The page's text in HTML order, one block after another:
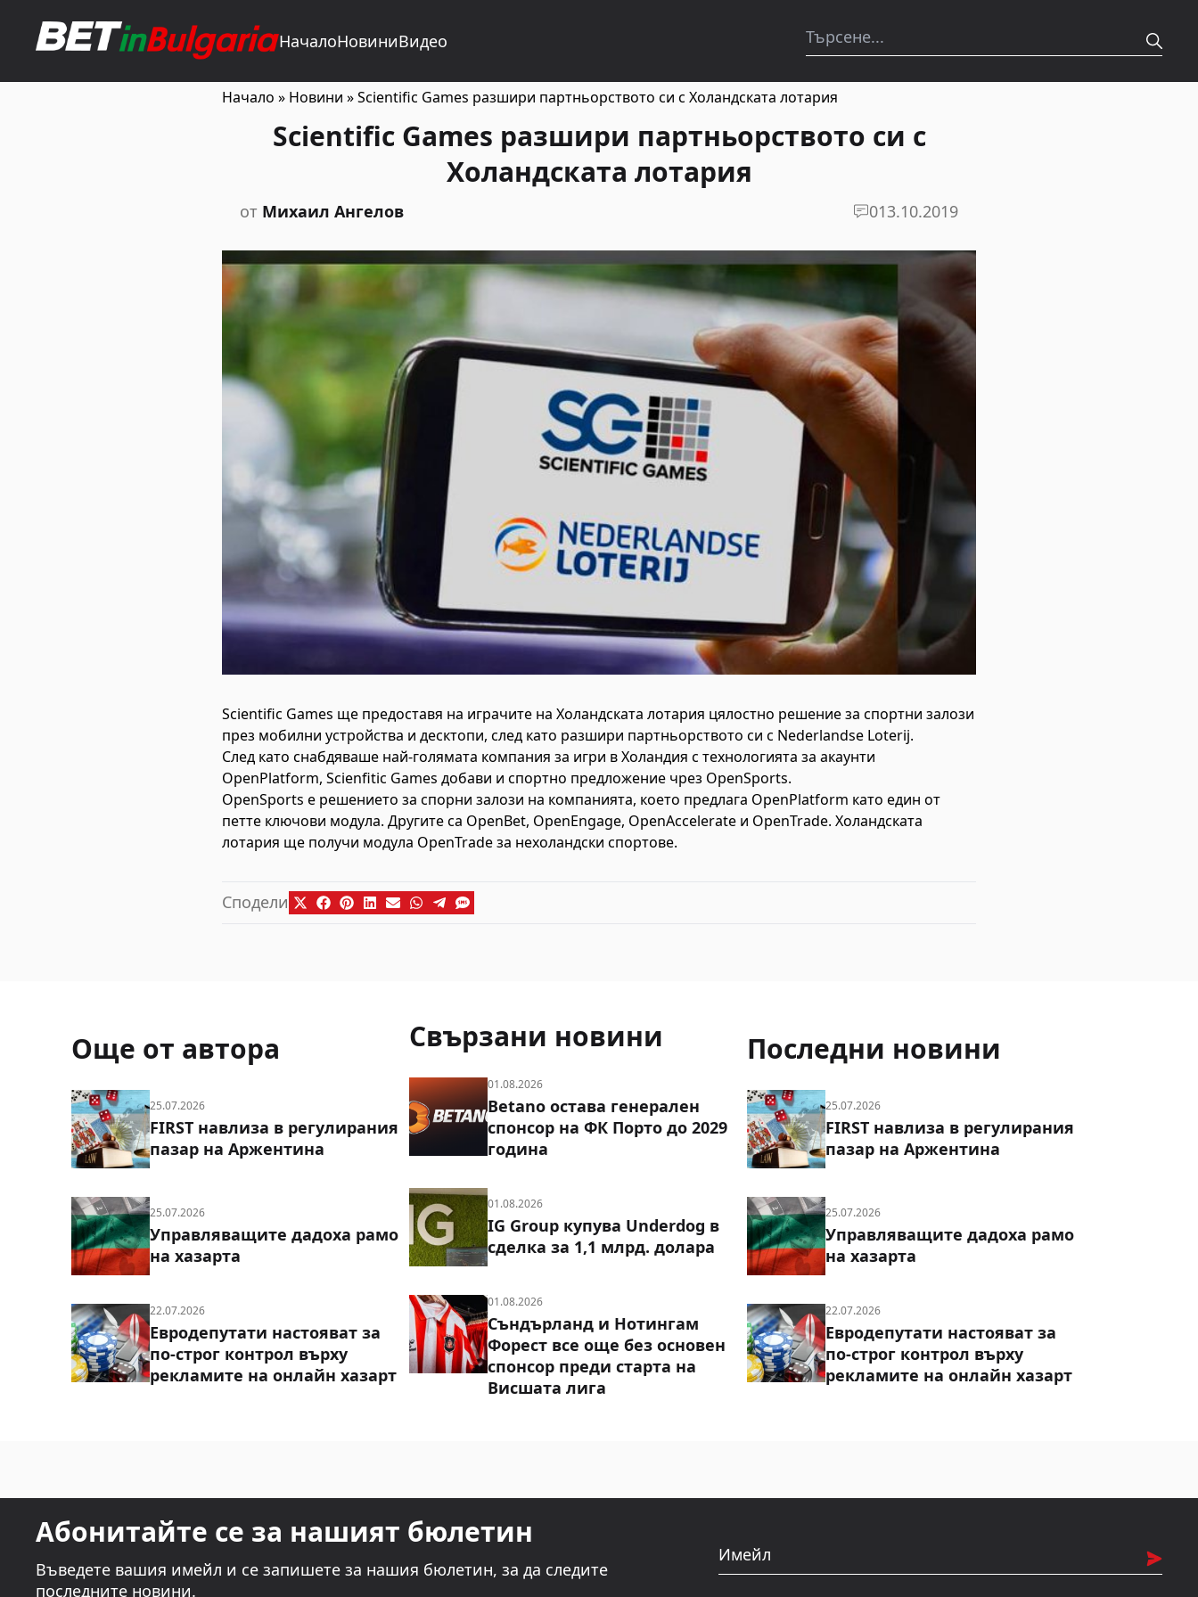
НачалоНовиниВидео
Начало » Новини »Scientific Games разшири партньорството си с Холандската лотария
Scientific Games разшири партньорството си с
Холандската лотария
от Михаил Ангелов 013.10.2019
Scientific Games ще предоставя на играчите на Холандската лотария цялостно решение за спортни залози
през мобилни устройства и десктопи, след като разшири партньорството си с Nederlandse Loterij.
След като снабдяваше най-голямата компания за игри в Холандия с технологията за акаунти
OpenPlatform, Scienfitic Games добави и спортно предложение чрез OpenSports.
OpenSports е решението за спорни залози на компанията, което предлага OpenPlatform като един от
петте ключови модула. Другите са OpenBet, OpenEngage, OpenAccelerate и OpenTrade. Холандската
лотария ще получи модула OpenTrade за нехоландски спортове.
Сподели
Още от автора
25.07.2026
FIRST навлиза в регулирания
пазар на Аржентина
25.07.2026
Управляващите дадоха рамо
на хазарта
22.07.2026
Евродепутати настояват за
по-строг контрол върху
рекламите на онлайн хазарт
Свързани новини
01.08.2026
Betano остава генерален
спонсор на ФК Порто до 2029
година
01.08.2026
IG Group купува Underdog в
сделка за 1,1 млрд. долара
01.08.2026
Съндърланд и Нотингам
Форест все още без основен
спонсор преди старта на
Висшата лига
Последни новини
25.07.2026
FIRST навлиза в регулирания
пазар на Аржентина
25.07.2026
Управляващите дадоха рамо
на хазарта
22.07.2026
Евродепутати настояват за
по-строг контрол върху
рекламите на онлайн хазарт
Абонитайте се за нашият бюлетин
Въведете вашия имейл и се запишете за нашия бюлетин, за да следите
последните новини.
Имейл